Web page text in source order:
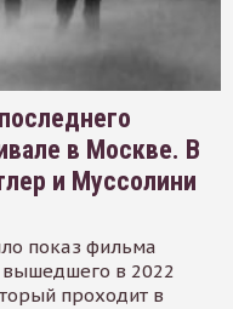
в Москве. В
и Муссолини
показ фильма
вышедшего в 2022
проходит в